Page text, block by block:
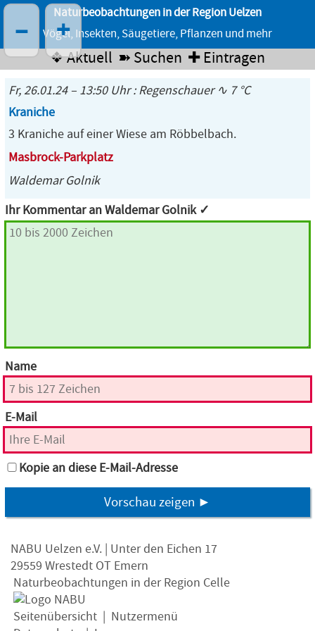
Naturbeobachtungen in der Region Uelzen
Vögel, Insekten, Säugetiere, Pflanzen und mehr
❖ Aktuell ➽ Suchen ✚ Eintragen
Fr, 26.01.24 – 13:50 Uhr : Regenschauer ∿ 7 °C
Kraniche
3 Kraniche auf einer Wiese am Röbbelbach.
Masbrock-Parkplatz
Waldemar Golnik
Ihr Kommentar an Waldemar Golnik ✓
Name
E-Mail
Kopie an diese E-Mail-Adresse
Vorschau zeigen ►
NABU Uelzen e.V. | Unter den Eichen 17
29559 Wrestedt OT Emern
Naturbeobachtungen in der Region Celle
Seitenübersicht
Nutzermenü
– +